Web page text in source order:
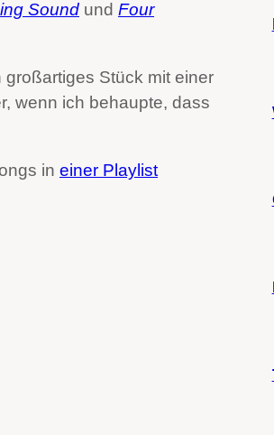
Sound und Four
großartiges Stück mit einer
wenn ich behaupte, dass
in einer Playlist